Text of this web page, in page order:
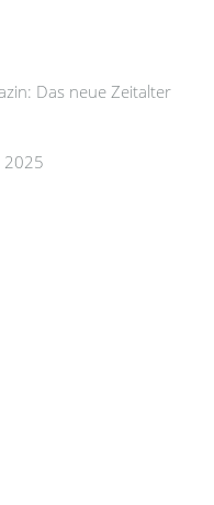
Das neue Zeitalter
2025